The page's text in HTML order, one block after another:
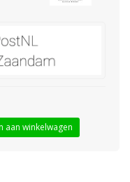
aan winkelwagen